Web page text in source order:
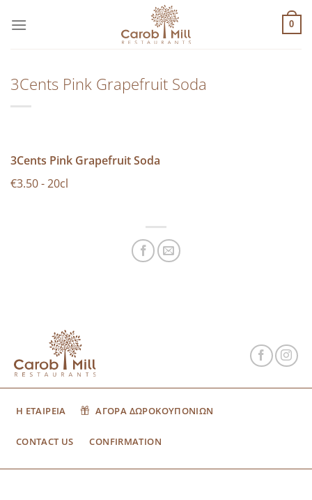
στο
0
3Cents Pink Grapefruit Soda
3Cents Pink Grapefruit Soda
€3.50 - 20cl
Η ΕΤΑΙΡΕΙΑ ΑΓΟΡΑ ΔΩΡΟΚΟΥΠΟΝΙΩΝ
CONTACT US CONFIRMATION